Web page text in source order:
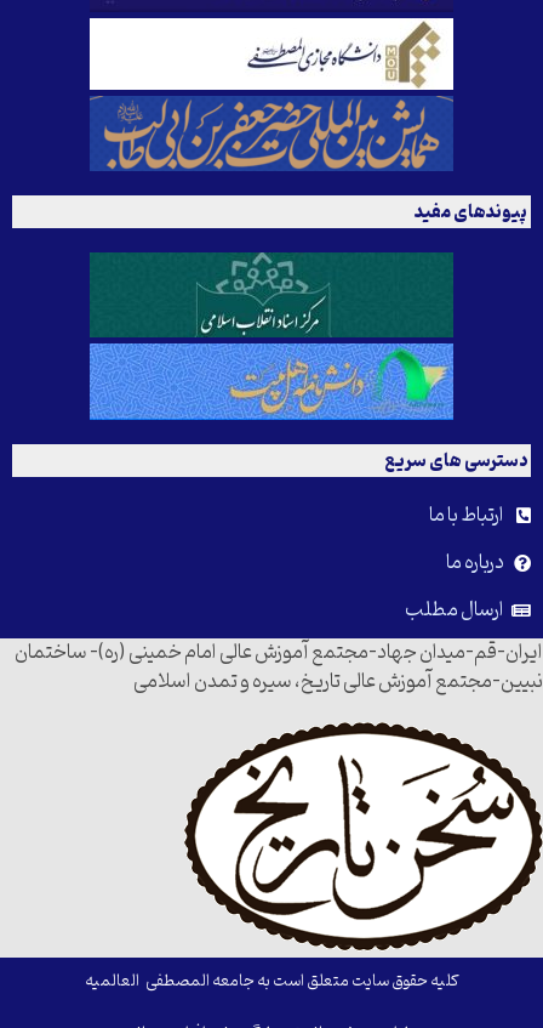
پیوندهای مفید
دسترسی های سریع
ارتباط با ما
درباره ما
ارسال مطلب
ایران-قم-میدان جهاد-مجتمع آموزش عالی امام خمینی (ره)- ساختمان
نبیین-مجتمع آموزش عالی تاریخ، سیره و تمدن اسلامی
کلیه حقوق سایت متعلق است به جامعه المصطفی العالمیه